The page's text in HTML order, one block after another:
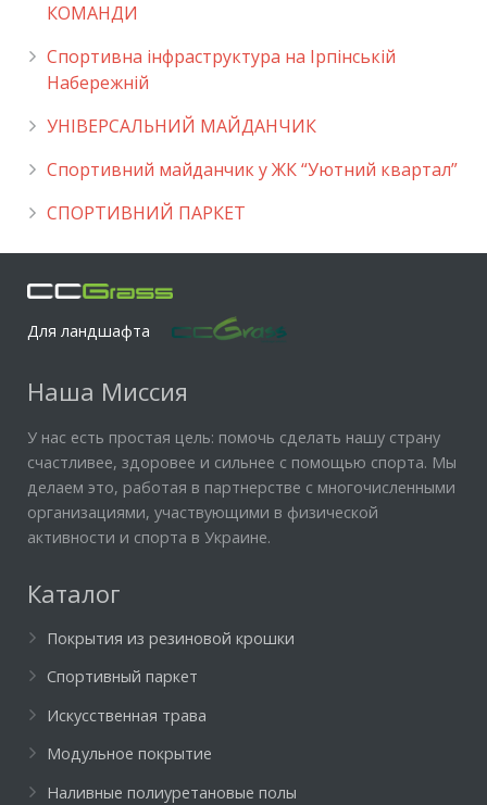
КОМАНДИ
Спортивна інфраструктура на Ірпінській
Набережній
УНІВЕРСАЛЬНИЙ МАЙДАНЧИК
Cпортивний майданчик у ЖК “Уютний квартал”
СПОРТИВНИЙ ПАРКЕТ
Для ландшафта
Наша Миссия
У нас есть простая цель: помочь сделать нашу страну
счастливее, здоровее и сильнее с помощью спорта. Мы
делаем это, работая в партнерстве с многочисленными
организациями, участвующими в физической
активности и спорта в Украине.
Каталог
Покрытия из резиновой крошки
Спортивный паркет
Искусственная трава
Модульное покрытие
Наливные полиуретановые полы